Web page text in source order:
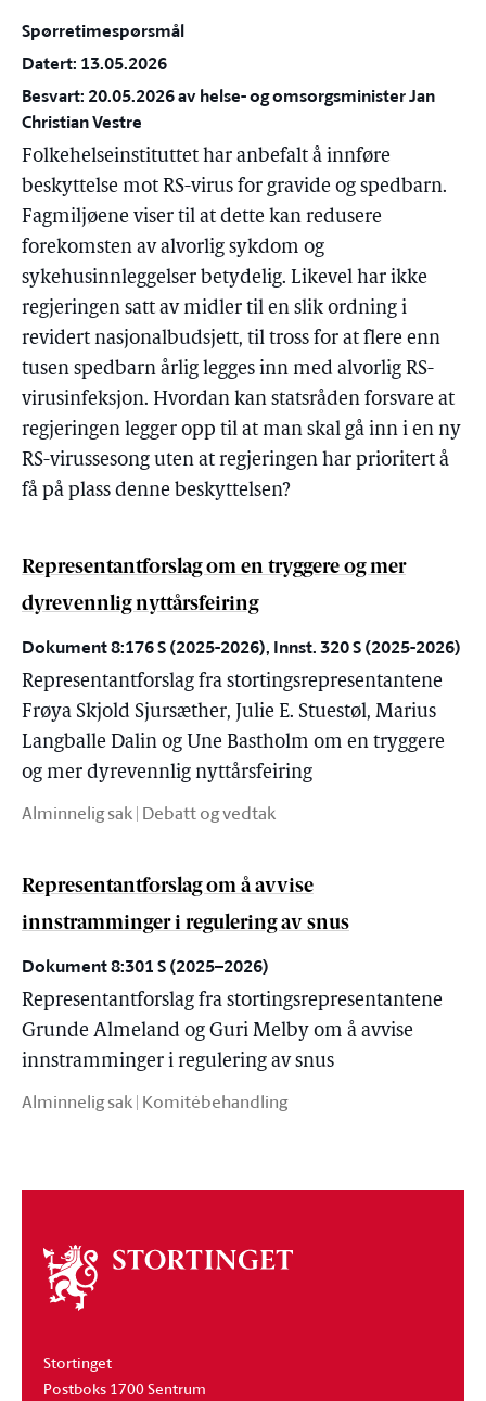
Spørretimespørsmål
Datert: 13.05.2026
Besvart: 20.05.2026 av helse- og omsorgsminister Jan
Christian Vestre
Folkehelseinstituttet har anbefalt å innføre
beskyttelse mot RS-virus for gravide og spedbarn.
Fagmiljøene viser til at dette kan redusere
forekomsten av alvorlig sykdom og
sykehusinnleggelser betydelig. Likevel har ikke
regjeringen satt av midler til en slik ordning i
revidert nasjonalbudsjett, til tross for at flere enn
tusen spedbarn årlig legges inn med alvorlig RS-
virusinfeksjon. Hvordan kan statsråden forsvare at
regjeringen legger opp til at man skal gå inn i en ny
RS-virussesong uten at regjeringen har prioritert å
få på plass denne beskyttelsen?
Representantforslag om en tryggere og mer
dyrevennlig nyttårsfeiring
Dokument 8:176 S (2025-2026), Innst. 320 S (2025-2026)
Representantforslag fra stortingsrepresentantene
Frøya Skjold Sjursæther, Julie E. Stuestøl, Marius
Langballe Dalin og Une Bastholm om en tryggere
og mer dyrevennlig nyttårsfeiring
Alminnelig sak | Debatt og vedtak
Representantforslag om å avvise
innstramminger i regulering av snus
Dokument 8:301 S (2025–2026)
Representantforslag fra stortingsrepresentantene
Grunde Almeland og Guri Melby om å avvise
innstramminger i regulering av snus
Alminnelig sak | Komitébehandling
Om
stortinget
Stortinget
Postboks 1700 Sentrum